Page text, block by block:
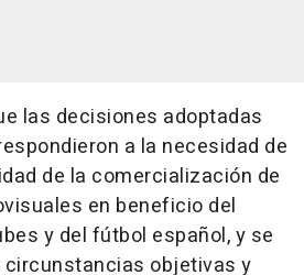
las decisiones adoptadas
a la necesidad de
de la comercialización de
en beneficio del
y del fútbol español, y se
objetivas y